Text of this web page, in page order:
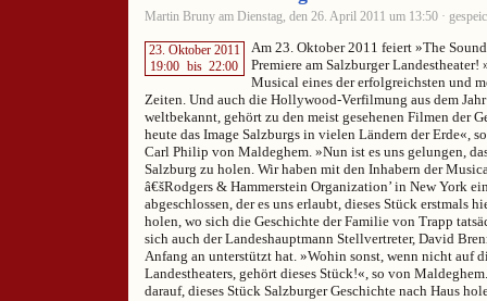
Martin Bruny am Dienstag, den 26. April 2011 um 13:50 ·
23. Oktober 2011
19:00 bis 22:00
Am 23. Oktober 2011 feiert »The Sound
Premiere am Salzburger Landestheater!
Musical eines der erfolgreichsten und
Zeiten. Und auch die Hollywood-Verfilmung aus dem
weltbekannt, gehört zu den meist gesehenen Filmen der
heute das Image Salzburgs in vielen Ländern der Erde«,
Carl Philip von Maldeghem. »Nun ist es uns gelungen,
Salzburg zu holen. Wir haben mit den Inhabern der
â€šRodgers & Hammerstein Organization’ in New York
abgeschlossen, der es uns erlaubt, dieses Stück erstmals
holen, wo sich die Geschichte der Familie von Trapp
sich auch der Landeshauptmann Stellvertreter, David
Anfang an unterstützt hat. »Wohin sonst, wenn nicht auf
Landestheaters, gehört dieses Stück!«, so von
darauf, dieses Stück Salzburger Geschichte nach Haus